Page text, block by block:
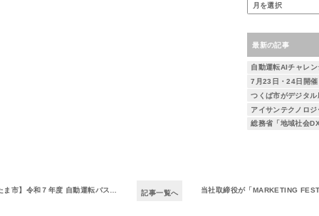
最新の記事
】令和７年度 自動運転バス実証実験について 記事一覧へ 当社取締役が「MARKETING FESTA